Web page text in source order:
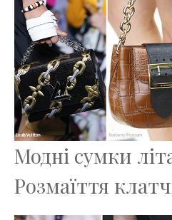
Модні сумки
Розмаїття